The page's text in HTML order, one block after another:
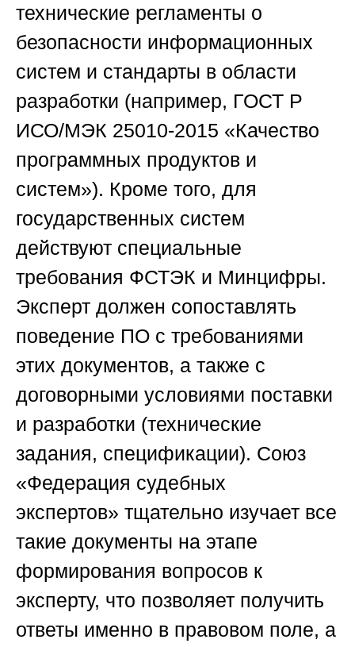
технические регламенты о
безопасности информационных
систем и стандарты в области
разработки (например, ГОСТ Р
ИСО/МЭК 25010-2015 «Качество
программных продуктов и
систем»). Кроме того, для
государственных систем
действуют специальные
требования ФСТЭК и Минцифры.
Эксперт должен сопоставлять
поведение ПО с требованиями
этих документов, а также с
договорными условиями поставки
и разработки (технические
задания, спецификации). Союз
«Федерация судебных
экспертов» тщательно изучает все
такие документы на этапе
формирования вопросов к
эксперту, что позволяет получить
ответы именно в правовом поле, а